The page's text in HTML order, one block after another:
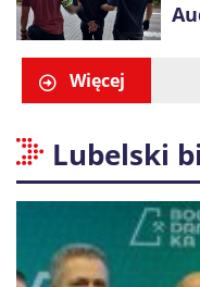
Więcej
Lubelski